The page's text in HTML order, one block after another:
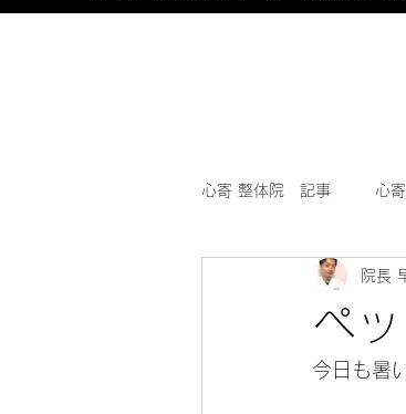
心寄 整体院 記事 心
心寄 整体院 健康教
ペ
院長
今日も暑